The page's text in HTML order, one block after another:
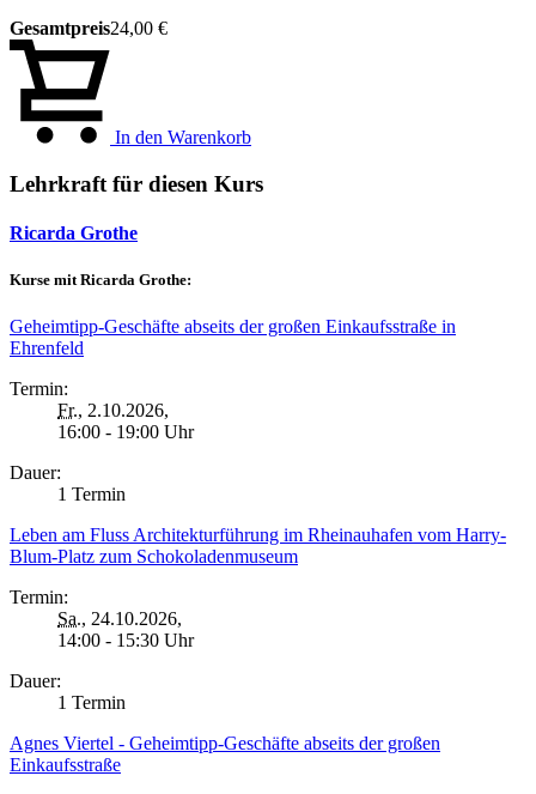
Gesamtpreis24,00 €
In den Warenkorb
Lehrkraft für diesen Kurs
Ricarda Grothe
Kurse mit Ricarda Grothe:
Geheimtipp-Geschäfte abseits der großen Einkaufsstraße in
Ehrenfeld
Termin:
Fr., 2.10.2026,
16:00 - 19:00 Uhr
Dauer:
1 Termin
Leben am Fluss Architekturführung im Rheinauhafen vom Harry-
Blum-Platz zum Schokoladenmuseum
Termin:
Sa., 24.10.2026,
14:00 - 15:30 Uhr
Dauer:
1 Termin
Agnes Viertel - Geheimtipp-Geschäfte abseits der großen
Einkaufsstraße